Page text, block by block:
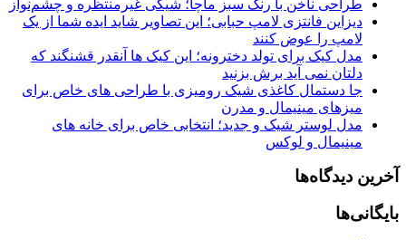
طراحی ناخن با رنگ سبز ماچا؛ شیکی غیرمنتظره و چشم‌نواز
دیزاین فانتزی لامپ حبابی؛ این تصاویر شاید ایده شما از یک
لامپ را عوض کنند
مدل کیک برای تولد دخترونه؛ این کیک ها آنقدر قشنگند که
دلتان نمی آید برش بزنید
جا دستمال کاغذی شیک رومیزی با طراحی های خاص برای
میزهای مینیمال و مدرن
مدل لوستر شیک و جدید؛ انتخابی خاص برای خانه های
مینیمال و لوکس
آخرین دیدگاه‌ها
بایگانی‌ها